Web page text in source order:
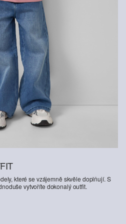
které se vzájemně skvěle doplňují. S
vytvoříte dokonalý outfit.